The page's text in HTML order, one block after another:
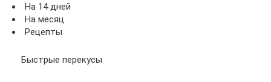
На 14 дней
На месяц
Рецепты
Быстрые перекусы